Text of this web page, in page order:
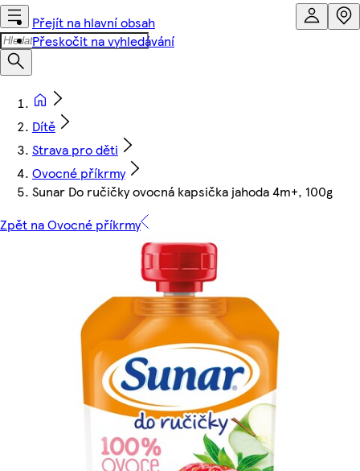
Přejít na hlavní obsah
Přeskočit na vyhledávání
Dítě
Strava pro děti
Ovocné příkrmy
Sunar Do ručičky ovocná kapsička jahoda 4m+, 100g
Zpět na Ovocné příkrmy